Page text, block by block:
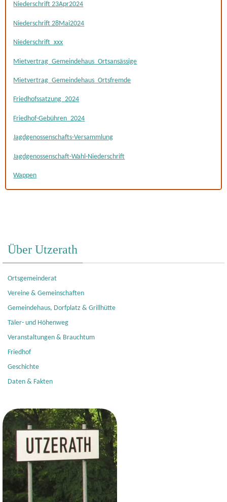
Niederschrift 23Apr2024
Niederschrift 28Mai2024
Niederschrift_xxx
Mietvertrag_Gemeindehaus_Ortsansässige
Mietvertrag_Gemeindehaus_Ortsfremde
Friedhofssatzung_2024
Friedhof-Gebühren_2024
Jagdgenossenschafts-Versammlung
Jagdgenossenschaft-Wahl-Niederschrift
Wappen
Über Utzerath
Ortsgemeinderat
Vereine & Gemeinschaften
Gemeindehaus, Dorfplatz & Grillhütte
Täler- und Höhenweg
Veranstaltungen & Brauchtum
Friedhof
Geschichte
Daten & Fakten